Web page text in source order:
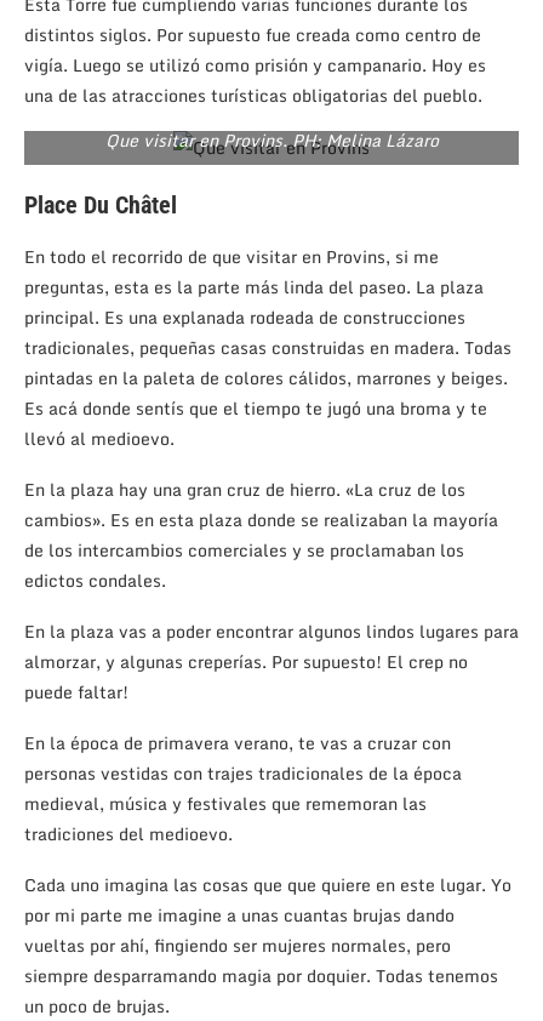
distintos siglos. Por supuesto fue creada como centro de
vigía. Luego se utilizó como prisión y campanario. Hoy es
una de las atracciones turísticas obligatorias del pueblo.
Que visitar en Provins. PH: Melina Lázaro
Place Du Châtel
En todo el recorrido de que visitar en Provins, si me
preguntas, esta es la parte más linda del paseo. La plaza
principal. Es una explanada rodeada de construcciones
tradicionales, pequeñas casas construidas en madera. Todas
pintadas en la paleta de colores cálidos, marrones y beiges.
Es acá donde sentís que el tiempo te jugó una broma y te
llevó al medioevo.
En la plaza hay una gran cruz de hierro. «La cruz de los
cambios». Es en esta plaza donde se realizaban la mayoría
de los intercambios comerciales y se proclamaban los
edictos condales.
En la plaza vas a poder encontrar algunos lindos lugares para
almorzar, y algunas creperías. Por supuesto! El crep no
puede faltar!
En la época de primavera verano, te vas a cruzar con
personas vestidas con trajes tradicionales de la época
medieval, música y festivales que rememoran las
tradiciones del medioevo.
Cada uno imagina las cosas que que quiere en este lugar. Yo
por mi parte me imagine a unas cuantas brujas dando
vueltas por ahí, fingiendo ser mujeres normales, pero
siempre desparramando magia por doquier. Todas tenemos
un poco de brujas.